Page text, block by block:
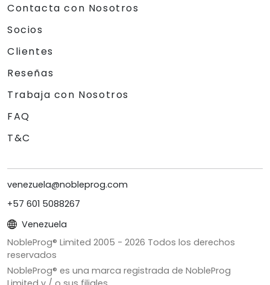
Contacta con Nosotros
Socios
Clientes
Reseñas
Trabaja con Nosotros
FAQ
T&C
venezuela@nobleprog.com
+57 601 5088267
Venezuela
NobleProg® Limited 2005 - 2026 Todos los derechos
reservados
NobleProg® es una marca registrada de NobleProg